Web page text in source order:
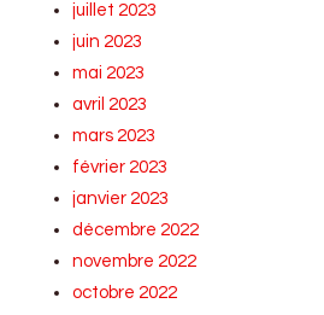
juillet 2023
juin 2023
mai 2023
avril 2023
mars 2023
février 2023
janvier 2023
décembre 2022
novembre 2022
octobre 2022